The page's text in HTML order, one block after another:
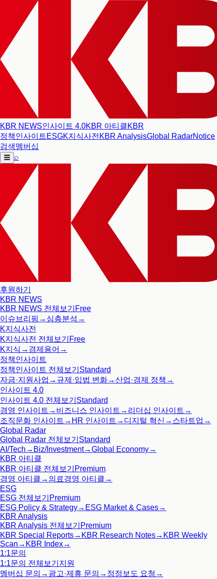
KBR NEWS인사이트 4.0KBR 아티클KBR
정책인사이트 ESGK지식사전 KBR AnalysisGlobal RadarNotice
검색멤버십
☰ ⌕
후원하기
KBR NEWS
KBR NEWS 전체보기 Free
이슈브리핑 → 심층분석 →
K지식사전
K지식사전 전체보기 Free
K지식 → 경제용어 →
정책인사이트
정책인사이트 전체보기 Standard
자금·지원사업 → 규제·입법 변화→산업·경제 정책 →
인사이트 4.0
인사이트 4.0 전체보기 Standard
경영 인사이트 → 비즈니스 인사이트 → 리더십 인사이트 →
조직문화 인사이트 → HR 인사이트 → 디지털 혁신 → 스타트업 →
Global Radar
Global Radar 전체보기 Standard
AI/Tech → Biz/Investment→Global Economy→
KBR 아티클
KBR 아티클 전체보기 Premium
경영 아티클 → 의료경영 아티클 →
ESG
ESG 전체보기 Premium
ESG Policy & Strategy→ ESG Market & Cases→
KBR Analysis
KBR Analysis 전체보기 Premium
KBR Special Reports→ KBR Research Notes→ KBR Weekly
Scan → KBR Index→
1:1문의
1:1문의 전체보기 지원
멤버십 문의 → 광고·제휴 문의 → 정정보도 요청 →